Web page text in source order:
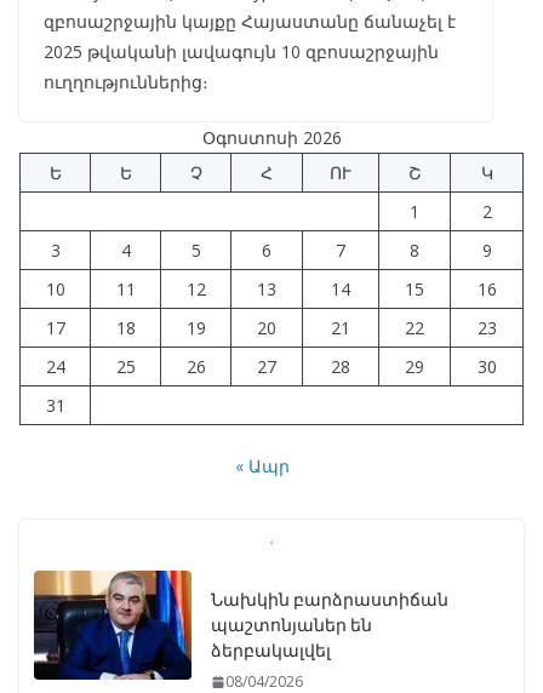
զբոսաշրջային կայքը Հայաստանը ճանաչել է
2025 թվականի լավագույն 10 զբոսաշրջային
ուղղություններից։
Օգոստոսի 2026
Ե
Ե Չ Հ ՈՒ Շ
Կ
1
2
3
4 5 6 7 8
9
10
11 12 13 14 15
16
17
18 19 20 21 22
23
24
25 26 27 28 29
30
31
« Ապր
Նախկին բարձրաստիճան
պաշտոնյաներ են
ձերբակալվել
08/04/2026